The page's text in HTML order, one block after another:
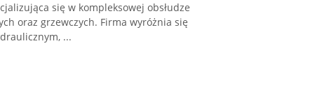
się w kompleksowej obsłudze
oraz grzewczych. Firma wyróżnia się
...